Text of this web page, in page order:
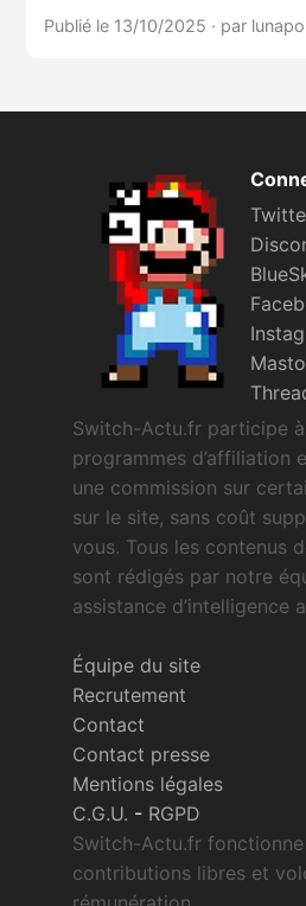
Publié le 13/10/2025 · par
Switch-Actu.fr participe
programmes d’affiliation
une commission sur
sur le site, sans coût
vous. Tous les contenus
sont rédigés par notre
assistance d’intelligence
Équipe du site
Recrutement
Contact
Contact presse
Mentions légales
C.G.U. - RGPD
Switch-Actu.fr
contributions libres et